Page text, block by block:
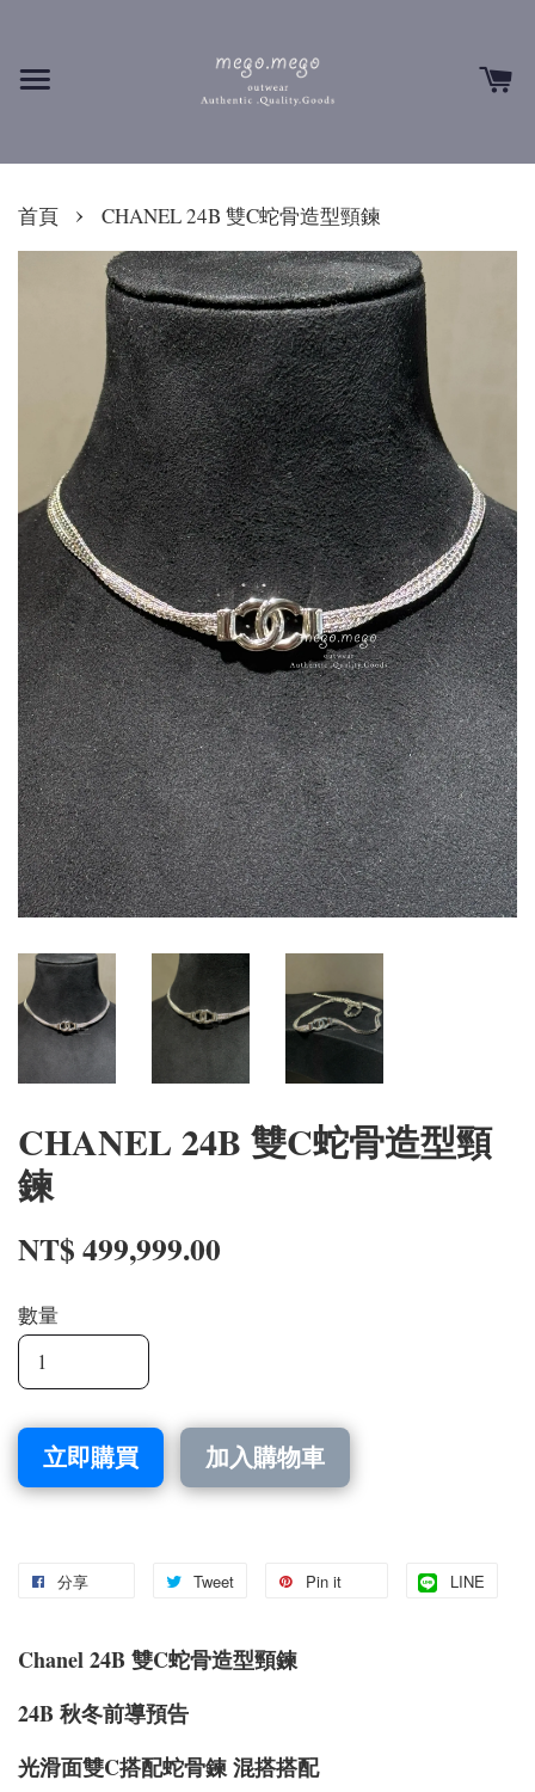
首頁 › CHANEL 24B 雙C蛇骨造型頸鍊
CHANEL 24B 雙C蛇骨造型頸
鍊
NT$ 499,999.00
數量
立即購買 加入購物車
分享 Tweet Pin it LINE
Chanel 24B 雙C蛇骨造型頸鍊
24B 秋冬前導預告
光滑面雙C搭配蛇骨鍊 混搭搭配